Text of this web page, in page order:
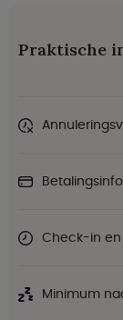
Praktische
Check-in
Minimum